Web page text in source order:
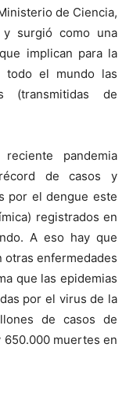
de Ciencia,
y surgió como una
implican para la
todo el mundo las
(transmitidas de
pandemia
de casos y
por el dengue este
registrados en
A eso hay que
enfermedades
que las epidemias
por el virus de la
de casos de
muertes en